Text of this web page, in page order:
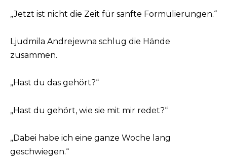
„Jetzt ist nicht die Zeit für sanfte Formulierungen.“
Ljudmila Andrejewna schlug die Hände
zusammen.
„Hast du das gehört?“
„Hast du gehört, wie sie mit mir redet?“
„Dabei habe ich eine ganze Woche lang
geschwiegen.“